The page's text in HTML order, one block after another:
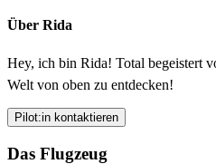
Über Rida
Hey, ich bin Rida! Total begeistert
Welt von oben zu entdecken!
Pilot:in kontaktieren
Das Flugzeug